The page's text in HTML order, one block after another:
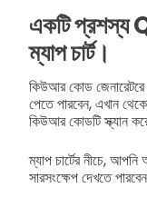
একটি প্রশস্য
ম্যাপ চার্ট।
কিউআর কোড জেনারেটরে
পেতে পারবেন, এখান
কিউআর কোডটি স্ক্যান
ম্যাপ চার্টের নীচে,
সারসংক্ষেপ দেখতে